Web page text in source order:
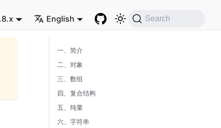
English Search
一、简介
二、对象
三、数组
四、复合结构
五、纯量
六、字符串